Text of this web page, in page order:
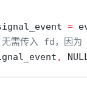
=
需传入 fd，因为
,